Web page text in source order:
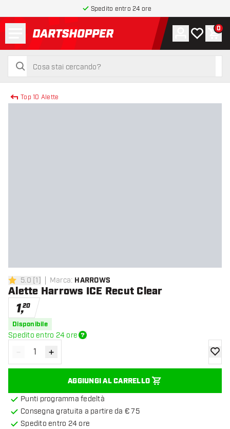
Spedito entro 24 ore
torna alla home page
cerca
cerca
Account
La mia0
Top 10 Alette
5 stelle di valutazione
5.0 [1] Marca: HARROWS
Alette Harrows ICE Recut Clear
1,20
Disponibile
Spedito entro 24 ore
Diminuisci quantità
- Aumenta quantità
+
AGGIUNGI AL CARRELLO
Punti programma fedeltà
Consegna gratuita a partire da € 75
Spedito entro 24 ore